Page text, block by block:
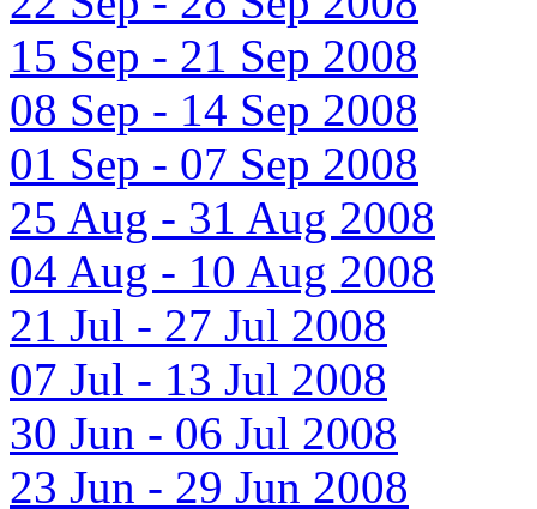
15 Sep - 21 Sep 2008
08 Sep - 14 Sep 2008
01 Sep - 07 Sep 2008
25 Aug - 31 Aug 2008
04 Aug - 10 Aug 2008
21 Jul - 27 Jul 2008
07 Jul - 13 Jul 2008
30 Jun - 06 Jul 2008
23 Jun - 29 Jun 2008